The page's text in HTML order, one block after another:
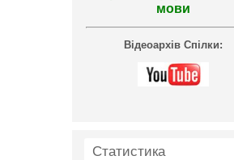
мови
Відеоархів Спілки:
Статистика